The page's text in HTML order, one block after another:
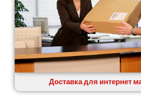
Славута
Славутич
Слобожанское
Смела
Софиевская Борщаговка
Сокольники
Солоницевка
Староконстантинов
Доставка для интернет